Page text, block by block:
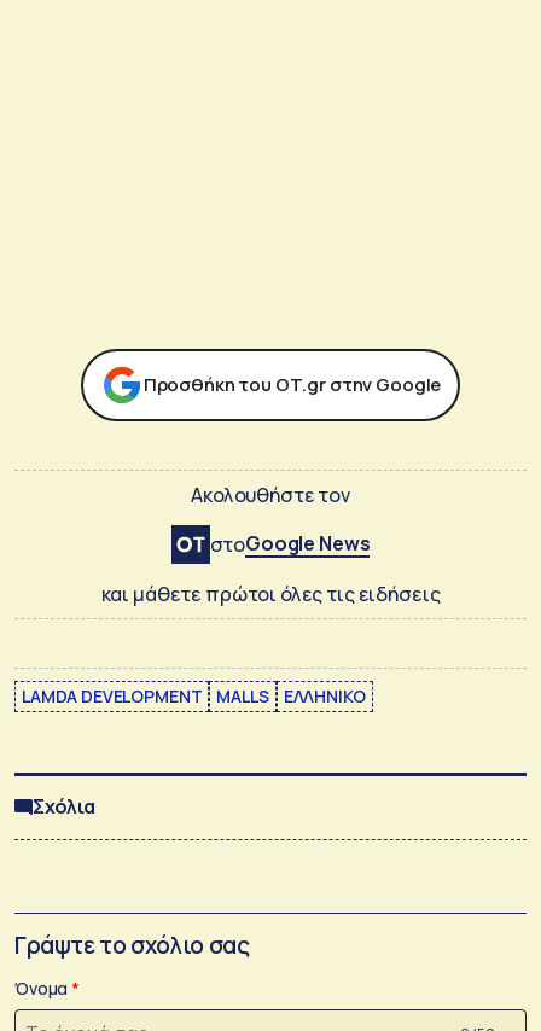
Προσθήκη του ΟΤ.gr στην Google
Ακολουθήστε τον
στοGoogle News
και μάθετε πρώτοι όλες τις ειδήσεις
LAMDA DEVELOPMENT MALLS ΕΛΛΗΝΙΚΟ
Σχόλια
Γράψτε το σχόλιο σας
Όνομα